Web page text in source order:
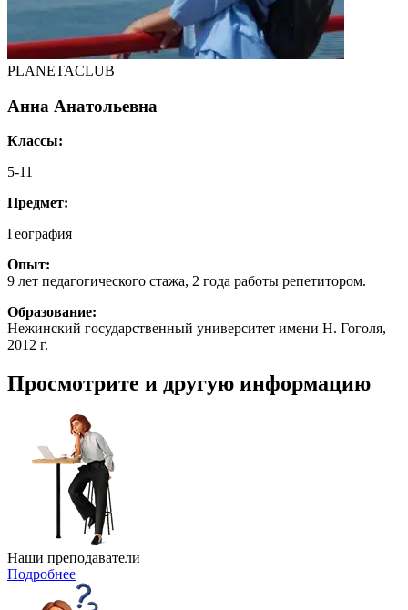
PLANETACLUB
Анна Анатольевна
Классы:
5-11
Предмет:
География
Опыт:
9 лет педагогического стажа, 2 года работы репетитором.
Образование:
Нежинский государственный университет имени Н. Гоголя,
2012 г.
Просмотрите и другую информацию
Наши преподаватели​
Подробнее